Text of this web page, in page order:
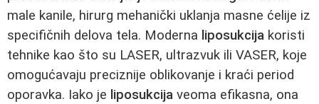
male kanile, hirurg mehanički uklanja masne ćelije iz
specifičnih delova tela. Moderna liposukcija koristi
tehnike kao što su LASER, ultrazvuk ili VASER, koje
omogućavaju preciznije oblikovanje i kraći period
oporavka. Iako je liposukcija veoma efikasna, ona